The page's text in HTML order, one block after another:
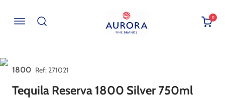
0
1800 : 271021
Tequila Reserva 1800 Silver 750ml